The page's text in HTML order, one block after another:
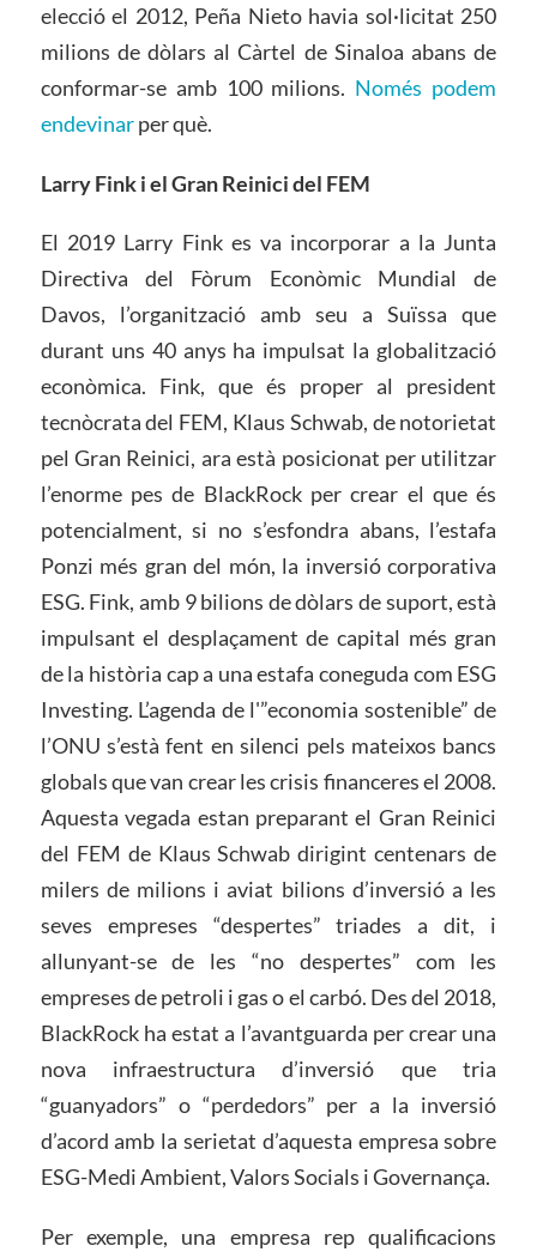
elecció el 2012, Peña Nieto havia sol·licitat 250
milions de dòlars al Càrtel de Sinaloa abans de
conformar-se amb 100 milions. Només podem
endevinarper què.
Larry Fink i el Gran Reinici del FEM
El 2019 Larry Fink es va incorporar a la Junta
Directiva del Fòrum Econòmic Mundial de
Davos, l’organització amb seu a Suïssa que
durant uns 40 anys ha impulsat la globalització
econòmica. Fink, que és proper al president
tecnòcrata del FEM, Klaus Schwab, de notorietat
pel Gran Reinici, ara està posicionat per utilitzar
l’enorme pes de BlackRock per crear el que és
potencialment, si no s’esfondra abans, l’estafa
Ponzi més gran del món, la inversió corporativa
ESG. Fink, amb 9 bilions de dòlars de suport, està
impulsant el desplaçament de capital més gran
de la història cap a una estafa coneguda com ESG
Investing. L’agenda de l'”economia sostenible” de
l’ONU s’està fent en silenci pels mateixos bancs
globals que van crear les crisis financeres el 2008.
Aquesta vegada estan preparant el Gran Reinici
del FEM de Klaus Schwab dirigint centenars de
milers de milions i aviat bilions d’inversió a les
seves empreses “despertes” triades a dit, i
allunyant-se de les “no despertes” com les
empreses de petroli i gas o el carbó. Des del 2018,
BlackRock ha estat a l’avantguarda per crear una
nova infraestructura d’inversió que tria
“guanyadors” o “perdedors” per a la inversió
d’acord amb la serietat d’aquesta empresa sobre
ESG-Medi Ambient, Valors Socials i Governança.
Per exemple, una empresa rep qualificacions